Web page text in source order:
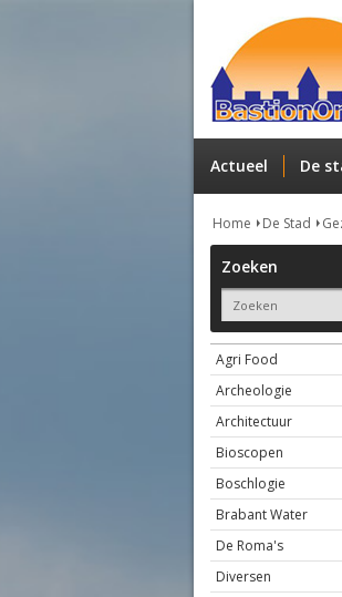
Actueel De
Home De Stad
Zoeken
Agri Food
Archeologie
Architectuur
Bioscopen
Boschlogie
Brabant Water
De Roma's
Diversen